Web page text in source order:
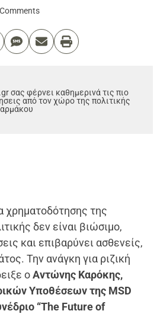
σας φέρνει καθημερινά τις πιο
από τον χώρο της πολιτικής
χρηματοδότησης της
δεν είναι βιώσιμο,
και επιβαρύνει ασθενείς,
Την ανάγκη για ριζική
οΑντώνης Καρόκης,
Υποθέσεων της MSD
“The Future of